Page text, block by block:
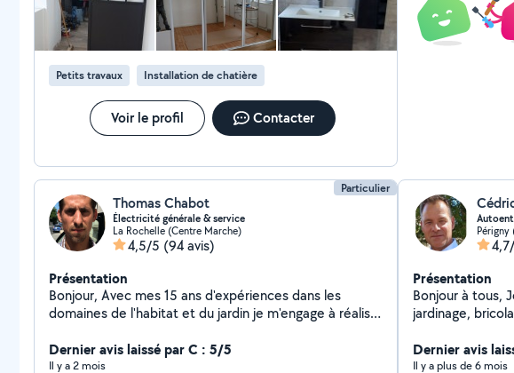
Petits travaux Installation de chatière
Voir le profil Contacter
Particulier
Thomas Chabot
Électricité générale & service
La Rochelle (Centre Marche)
4,5/5 (94 avis)
Présentation
Bonjour, Avec mes 15 ans d'expériences dans les
domaines de l'habitat et du jardin je m'engage à réaliser
d'activités sont l'électricité et l'entretiens de jardin mais
je ne suis pas fermé à d'autres travaux. A voir. Merci
Dernier avis laissé par C : 5/5
Il y a 2 mois
Périgny
Présentation
Bonjour à tous, Je vous propose mes services de
jardinage,
plusieurs services
viendront
Dernier avis
Il y a plus de 6 mois